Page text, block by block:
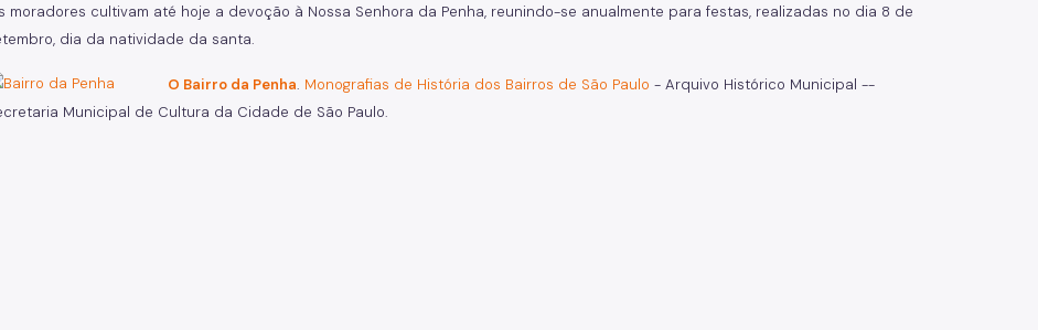
moradores cultivam até hoje a devoção à Nossa Senhora da Penha, reunindo-se anualmente para festas, realizadas no dia 8 de
dia da natividade da santa.
O Bairro da Penha. Monografias de História dos Bairros de São Paulo - Arquivo Histórico Municipal --
Municipal de Cultura da Cidade de São Paulo.